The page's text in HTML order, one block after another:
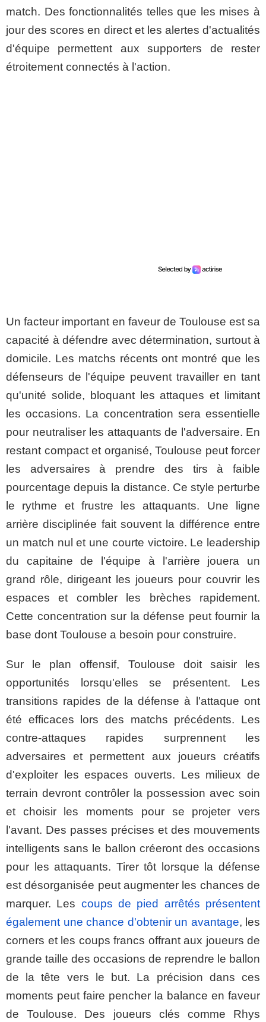
match. Des fonctionnalités telles que les mises à
jour des scores en direct et les alertes d'actualités
d'équipe permettent aux supporters de rester
étroitement connectés à l'action.
Un facteur important en faveur de Toulouse est sa
capacité à défendre avec détermination, surtout à
domicile. Les matchs récents ont montré que les
défenseurs de l'équipe peuvent travailler en tant
qu'unité solide, bloquant les attaques et limitant
les occasions. La concentration sera essentielle
pour neutraliser les attaquants de l'adversaire. En
restant compact et organisé, Toulouse peut forcer
les adversaires à prendre des tirs à faible
pourcentage depuis la distance. Ce style perturbe
le rythme et frustre les attaquants. Une ligne
arrière disciplinée fait souvent la différence entre
un match nul et une courte victoire. Le leadership
du capitaine de l'équipe à l'arrière jouera un
grand rôle, dirigeant les joueurs pour couvrir les
espaces et combler les brèches rapidement.
Cette concentration sur la défense peut fournir la
base dont Toulouse a besoin pour construire.
Sur le plan offensif, Toulouse doit saisir les
opportunités lorsqu'elles se présentent. Les
transitions rapides de la défense à l'attaque ont
été efficaces lors des matchs précédents. Les
contre-attaques rapides surprennent les
adversaires et permettent aux joueurs créatifs
d'exploiter les espaces ouverts. Les milieux de
terrain devront contrôler la possession avec soin
et choisir les moments pour se projeter vers
l'avant. Des passes précises et des mouvements
intelligents sans le ballon créeront des occasions
pour les attaquants. Tirer tôt lorsque la défense
est désorganisée peut augmenter les chances de
marquer. Les coups de pied arrêtés présentent
également une chance d'obtenir un avantage, les
corners et les coups francs offrant aux joueurs de
grande taille des occasions de reprendre le ballon
de la tête vers le but. La précision dans ces
moments peut faire pencher la balance en faveur
de Toulouse. Des joueurs clés comme Rhys